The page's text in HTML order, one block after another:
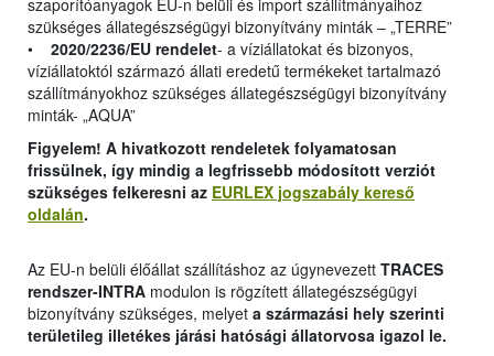
szaporítóanyagok EU-n belüli és import szállítmányaihoz
szükséges állategészségügyi bizonyítvány minták – „TERRE”
• 2020/2236/EU rendelet- a víziállatokat és bizonyos,
víziállatoktól származó állati eredetű termékeket tartalmazó
szállítmányokhoz szükséges állategészségügyi bizonyítvány
minták- „AQUA”
Figyelem! A hivatkozott rendeletek folyamatosan
frissülnek, így mindig a legfrissebb módosított verziót
szükséges felkeresni az EURLEX jogszabály kereső
oldalán.
Az EU-n belüli élőállat szállításhoz az úgynevezett TRACES
rendszer-INTRA modulon is rögzített állategészségügyi
bizonyítvány szükséges, melyet a származási hely szerinti
területileg illetékes járási hatósági állatorvosa igazol le.